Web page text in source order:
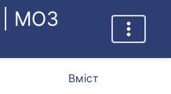
| МОЗ
Вміст